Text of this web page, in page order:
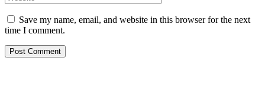
Save my name, email, and website in this browser for the next
time I comment.